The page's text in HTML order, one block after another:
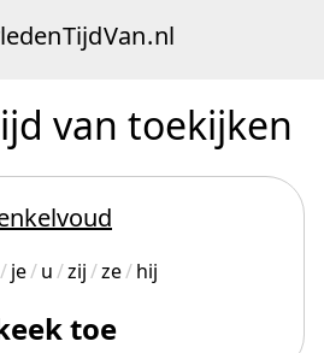
TijdVan.nl
van toekijken
je u zij ze hij
toe